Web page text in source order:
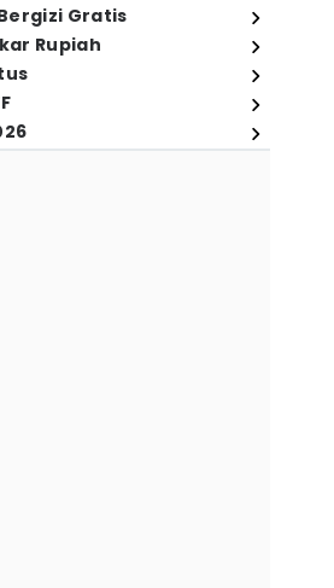
Gratis
Rupiah